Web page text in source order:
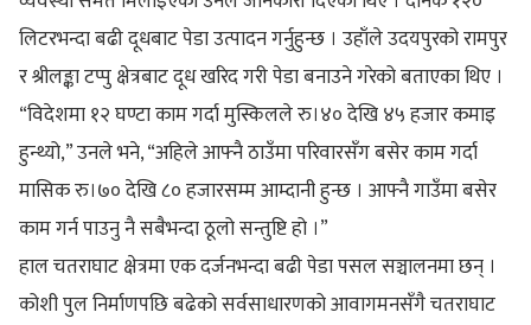
लिटरभन्दा बढी दूधबाट पेडा उत्पादन गर्नुहुन्छ । उहाँले उदयपुरको रामपुर
र श्रीलङ्का टप्पु क्षेत्रबाट दूध खरिद गरी पेडा बनाउने गरेको बताएका थिए ।
“विदेशमा १२ घण्टा काम गर्दा मुस्किलले रु।४० देखि ४५ हजार कमाइ
हुन्थ्यो,” उनले भने, “अहिले आफ्नै ठाउँमा परिवारसँग बसेर काम गर्दा
मासिक रु।७० देखि ८० हजारसम्म आम्दानी हुन्छ । आफ्नै गाउँमा बसेर
काम गर्न पाउनु नै सबैभन्दा ठूलो सन्तुष्टि हो ।”
हाल चतराघाट क्षेत्रमा एक दर्जनभन्दा बढी पेडा पसल सञ्चालनमा छन् ।
कोशी पुल निर्माणपछि बढेको सर्वसाधारणको आवागमनसँगै चतराघाट